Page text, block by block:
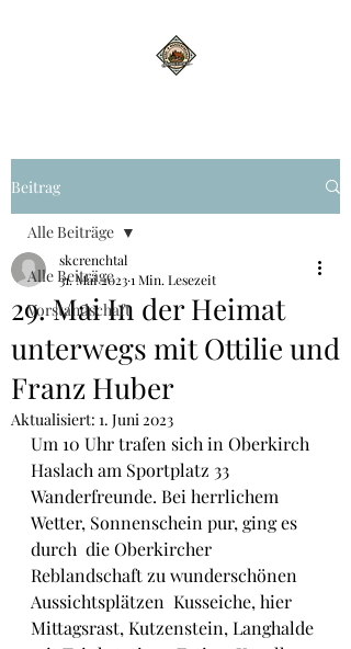
Beitrag
Alle Beiträge
Vorstandschaft
Alle Beiträge
29. Mai In der Heimat
unterwegs mit Ottilie und
Franz Huber
skcrenchtal
31. Mai 20231 Min. Lesezeit
Aktualisiert: 1. Juni 2023
Um 10 Uhr trafen sich in Oberkirch
Haslach am Sportplatz 33
Wanderfreunde. Bei herrlichem
Wetter, Sonnenschein pur, ging es
durch  die Oberkircher
Reblandschaft zu wunderschönen
Aussichtsplätzen  Kusseiche, hier
Mittagsrast, Kutzenstein, Langhalde